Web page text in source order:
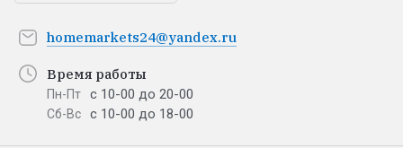
homemarkets24@yandex.ru
Время работы
Пн-Пт с 10-00 до 20-00
Сб-Вс с 10-00 до 18-00